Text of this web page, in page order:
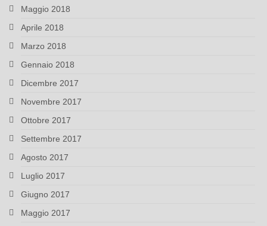
Maggio 2018
Aprile 2018
Marzo 2018
Gennaio 2018
Dicembre 2017
Novembre 2017
Ottobre 2017
Settembre 2017
Agosto 2017
Luglio 2017
Giugno 2017
Maggio 2017